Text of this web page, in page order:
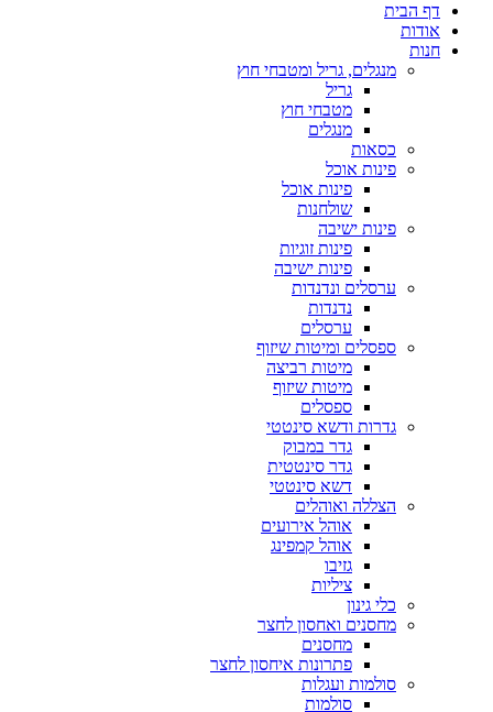
דף הבית
אודות
חנות
מנגלים, גריל ומטבחי חוץ
גריל
מטבחי חוץ
מנגלים
כסאות
פינות אוכל
פינות אוכל
שולחנות
פינות ישיבה
פינות זוגיות
פינות ישיבה
ערסלים ונדנדות
נדנדות
ערסלים
ספסלים ומיטות שיזוף
מיטות רביצה
מיטות שיזוף
ספסלים
גדרות ודשא סינטטי
גדר במבוק
גדר סינטטית
דשא סינטטי
הצללה ואוהלים
אוהל אירועים
אוהל קמפינג
גזיבו
ציליות
כלי גינון
מחסנים ואחסון לחצר
מחסנים
פתרונות איחסון לחצר
סולמות ועגלות
סולמות